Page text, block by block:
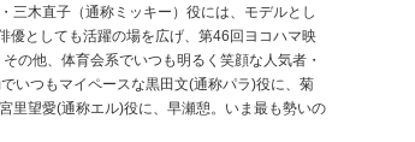
三木直子（通称ミッキー）役には、モデルとし
優としても活躍の場を広げ、第46回ヨコハマ映
の他、体育会系でいつも明るく笑顔な人気者・
いつもマイペースな黒田文(通称パラ)役に、菊
里望愛(通称エル)役に、早瀬憩。いま最も勢いの